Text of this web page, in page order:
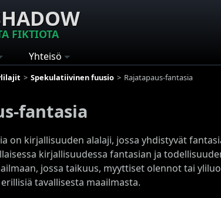
FIKTIOTA
Yhteisö
Spekulatiivinen fuusio Rajatapaus-fantasia
fantasia
on kirjallisuuden alalaji, jossa yhdistyvät
kirjallisuudessa fantasian ja
jossa taikuus, myyttiset olennot tai
tavallisesta maailmasta.